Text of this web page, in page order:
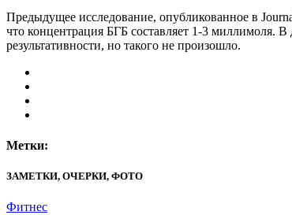
Предыдущее исследование, опубликованное в
что концентрация БГБ составляет 1-3 миллимоля.
результативности, но такого не произошло.
Метки:
ЗАМЕТКИ, ОЧЕРКИ, ФОТО
Фитнес